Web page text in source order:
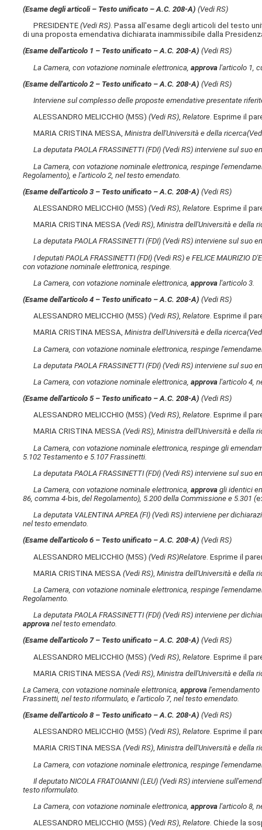
(Esame degli articoli – Testo unificato – A.C. 208-A​) (Vedi RS)
PRESIDENTE(Vedi RS). Passa all'esame degli articoli del testo
di una proposta emendativa dichiarata inammissibile dalla
(Esame dell'articolo 1 – Testo unificato – A.C. 208-A​) (Vedi RS)
La Camera, con votazione nominale elettronica,approva l'articolo 1,
(Esame dell'articolo 2 – Testo unificato – A.C. 208-A​) (Vedi RS)
Interviene sul complesso delle proposte emendative presentate
ALESSANDRO MELICCHIO (M5S)(Vedi RS),Relatore. Esprime il
MARIA CRISTINA MESSA,Ministra dell'Università e della ricerca
La deputata PAOLA FRASSINETTI (FDI)(Vedi RS) interviene sul suo
La Camera, con votazione nominale elettronica, respinge
Regolamento), e l'articolo 2, nel testo emendato.
(Esame dell'articolo 3 – Testo unificato – A.C. 208-A​) (Vedi RS)
ALESSANDRO MELICCHIO (M5S)(Vedi RS),Relatore. Esprime il
MARIA CRISTINA MESSA(Vedi RS), Ministra dell'Università e della
La deputata PAOLA FRASSINETTI (FDI)(Vedi RS) interviene sul suo
I deputati PAOLA FRASSINETTI (FDI)(Vedi RS) e FELICE MAURIZIO
con votazione nominale elettronica, respinge.
La Camera, con votazione nominale elettronica,approva l'articolo 3.
(Esame dell'articolo 4 – Testo unificato – A.C. 208-A​) (Vedi RS)
ALESSANDRO MELICCHIO (M5S)(Vedi RS),Relatore. Esprime il
MARIA CRISTINA MESSA,Ministra dell'Università e della ricerca
La Camera, con votazione nominale elettronica, respinge
La deputata PAOLA FRASSINETTI (FDI)(Vedi RS) interviene sul suo
La Camera, con votazione nominale elettronica,approva l'articolo 4,
(Esame dell'articolo 5 – Testo unificato – A.C. 208-A​) (Vedi RS)
ALESSANDRO MELICCHIO (M5S)(Vedi RS),Relatore. Esprime il
MARIA CRISTINA MESSA(Vedi RS), Ministra dell'Università e della
La Camera, con votazione nominale elettronica, respinge gli
5.102 Testamento e 5.107 Frassinetti.
La deputata PAOLA FRASSINETTI (FDI)(Vedi RS) interviene sul suo
La Camera, con votazione nominale elettronica,approva gli identici
86, comma 4-bis,del Regolamento), 5.200 della Commissione e 5.301 (
La deputata VALENTINA APREA (FI)(Vedi RS) interviene per
nel testo emendato.
(Esame dell'articolo 6 – Testo unificato – A.C. 208-A​) (Vedi RS)
ALESSANDRO MELICCHIO (M5S)(Vedi RS)Relatore . Esprime il
MARIA CRISTINA MESSA(Vedi RS) Ministra dell'Università e della
La Camera, con votazione nominale elettronica, respinge
Regolamento.
La deputata PAOLA FRASSINETTI (FDI)(Vedi RS) interviene per
approva nel testo emendato.
(Esame dell'articolo 7 – Testo unificato – A.C. 208-A​) (Vedi RS)
ALESSANDRO MELICCHIO (M5S)(Vedi RS) ,Relatore . Esprime il
MARIA CRISTINA MESSA(Vedi RS) Ministra dell'Università e della
La Camera, con votazione nominale elettronica,approva l'emendamento
Frassinetti, nel testo riformulato, e l'articolo 7, nel testo emendato.
(Esame dell'articolo 8 – Testo unificato – A.C. 208-A​) (Vedi RS)
ALESSANDRO MELICCHIO (M5S)(Vedi RS),Relatore. Esprime il
MARIA CRISTINA MESSA(Vedi RS), Ministra dell'Università e della
La Camera, con votazione nominale elettronica, respinge
Il deputato NICOLA FRATOIANNI (LEU)(Vedi RS) interviene
testo riformulato.
La Camera, con votazione nominale elettronica,approva l'articolo 8,
ALESSANDRO MELICCHIO (M5S)(Vedi RS),Relatore. Chiede la